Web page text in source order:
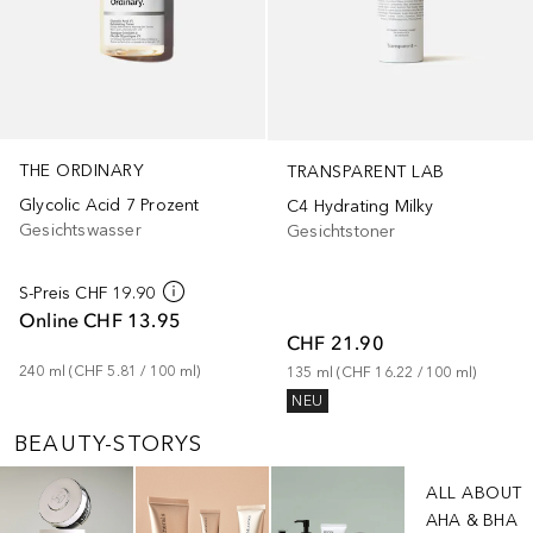
THE ORDINARY
Glycolic Acid 7 Prozent
Gesichtswasser
S-Preis CHF 19.90
Online CHF 13.95
240 ml (CHF 5.81 / 100 ml)
TRANSPARENT LAB
C4 Hydrating Milky
Gesichtstoner
CHF 21.90
135 ml (CHF 16.22 / 100 ml)
NEU
BEAUTY-STORYS
Überspringen
ALL ABOUT
AHA & BHA